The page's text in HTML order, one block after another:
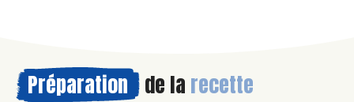
Préparation de la recette